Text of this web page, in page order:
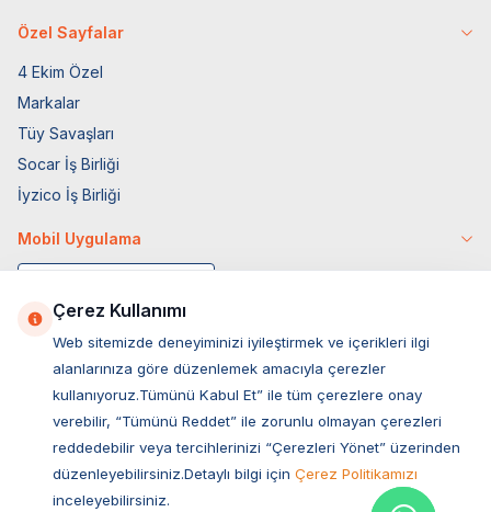
Özel Sayfalar
4 Ekim Özel
Markalar
Tüy Savaşları
Socar İş Birliği
İyzico İş Birliği
Mobil Uygulama
Müşteri Hizmetleri
Çerez Kullanımı
Web sitemizde deneyiminizi iyileştirmek ve içerikleri ilgi
alanlarınıza göre düzenlemek amacıyla çerezler
kullanıyoruz.Tümünü Kabul Et” ile tüm çerezlere onay
verebilir, “Tümünü Reddet” ile zorunlu olmayan çerezleri
reddedebilir veya tercihlerinizi “Çerezleri Yönet” üzerinden
düzenleyebilirsiniz.Detaylı bilgi için Çerez Politikamızı
inceleyebilirsiniz.